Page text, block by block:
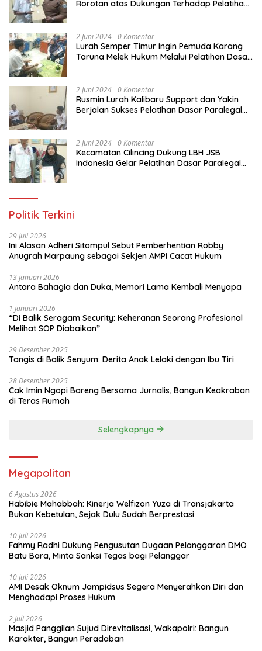
Rorotan atas Dukungan Terhadap Pelatihan
2 Juni 2024 0 Komentar
Lurah Semper Timur Ingin Pemuda Karang
Taruna Melek Hukum Melalui Pelatihan Dasar
2 Juni 2024 0 Komentar
Rusmin Lurah Kalibaru Support dan Yakin
Berjalan Sukses Pelatihan Dasar Paralegal
2 Juni 2024 0 Komentar
Kecamatan Cilincing Dukung LBH JSB
Indonesia Gelar Pelatihan Dasar Paralegal
Politik Terkini
29 Juli 2026
Ini Alasan Adheri Sitompul Sebut Pemberhentian Robby
Anugrah Marpaung sebagai Sekjen AMPI Cacat Hukum
13 Januari 2026
Antara Bahagia dan Duka, Memori Lama Kembali Menyapa
1 Januari 2026
“Di Balik Seragam Security: Keheranan Seorang Profesional
Melihat SOP Diabaikan”
29 Desember 2025
Tangis di Balik Senyum: Derita Anak Lelaki dengan Ibu Tiri
28 Desember 2025
Cak Imin Ngopi Bareng Bersama Jurnalis, Bangun Keakraban
di Teras Rumah
Selengkapnya
Megapolitan
6 Agustus 2026
Habibie Mahabbah: Kinerja Welfizon Yuza di Transjakarta
Bukan Kebetulan, Sejak Dulu Sudah Berprestasi
10 Juli 2026
Fahmy Radhi Dukung Pengusutan Dugaan Pelanggaran DMO
Batu Bara, Minta Sanksi Tegas bagi Pelanggar
10 Juli 2026
AMI Desak Oknum Jampidsus Segera Menyerahkan Diri dan
Menghadapi Proses Hukum
2 Juli 2026
Masjid Panggilan Sujud Direvitalisasi, Wakapolri: Bangun
Karakter, Bangun Peradaban